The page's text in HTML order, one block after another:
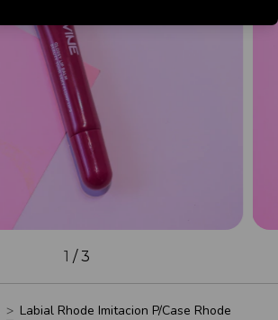
1 /3
> Labial Rhode Imitacion P/Case Rhode